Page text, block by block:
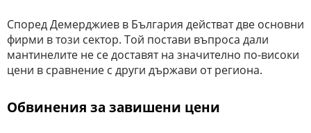
Според Демерджиев в България действат две основни
фирми в този сектор. Той постави въпроса дали
мантинелите не се доставят на значително по-високи
цени в сравнение с други държави от региона.
Обвинения за завишени цени